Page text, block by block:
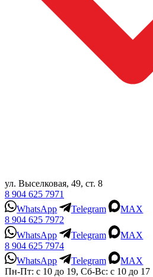
ул. Выселковая, 49, ст. 8
8 904 625 7971
WhatsApp
Telegram
MAX
8 904 625 7972
WhatsApp
Telegram
MAX
8 904 625 7974
WhatsApp
Telegram
MAX
Пн-Пт: с 10 до 19, Сб-Вс: с 10 до 17